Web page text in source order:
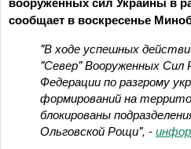
сообщает в воскресенье
"В ходе успешных
"Север" Вооруженных Сил
Федерации по разгрому
формирований на
блокированы
Ольговской Рощи", -